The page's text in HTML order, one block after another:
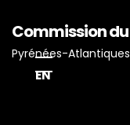
Commission
Pyrénées-Atlantiques
EN